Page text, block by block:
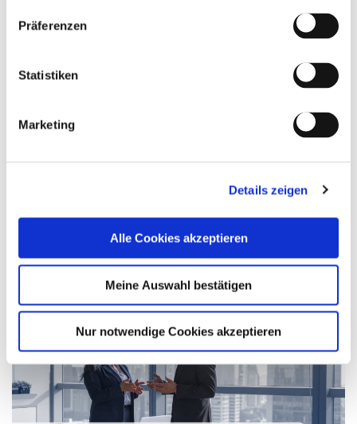
Präferenzen
Statistiken
Marketing
Details zeigen
Alle Cookies akzeptieren
Meine Auswahl bestätigen
Nur notwendige Cookies akzeptieren
Das Bild wurde mit KI generiert. Die Diskussion rund um Equal Pay wird